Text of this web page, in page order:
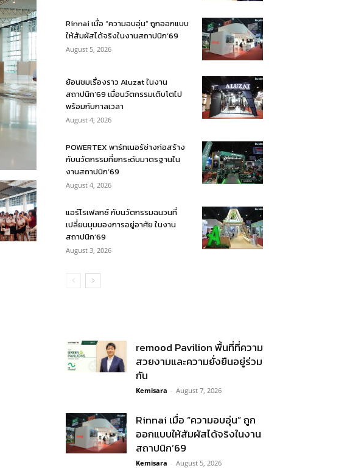
Rinnai เมื่อ “ความอบอุ่น” ถูกออกแบบ
ให้สัมผัสได้จริงในงานสถาปนิก’69
August 5, 2026
ย้อนชมเรื่องราว Aluzat ในงาน
สถาปนิก’69 เมื่อนวัตกรรมเติบโตไป
พร้อมกับกาลเวลา
August 4, 2026
POWERTEX พาร์ทเนอร์ช่างก่อสร้าง
กับนวัตกรรมที่ยกระดับมาตรฐานใน
งานสถาปนิก’69
August 4, 2026
แอร์โรเฟลกซ์ กับนวัตกรรมฉนวนที่
เปลี่ยนมุมมองการอยู่อาศัย ในงาน
สถาปนิก’69
August 3, 2026
remood Pavilion พื้นที่ที่ความ
สวยงามและความยั่งยืนอยู่ร่วม
กัน
Kemisara - August 7, 2026
Rinnai เมื่อ “ความอบอุ่น” ถูก
ออกแบบให้สัมผัสได้จริงในงาน
สถาปนิก’69
Kemisara - August 5, 2026